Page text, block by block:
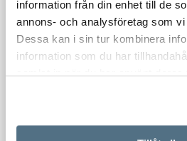
information från din enhet till de
annons- och analysföretag som
Dessa kan i sin tur kombinera
information som du har
samlat in när du har använt deras
den dock ut som vardagsspråk,
som religiöst skriftspråk. På
livades talspråket av
hebreiska 1921 blev ett av de
brittiska Palestina.
Modern hebreisk skrift skrivs